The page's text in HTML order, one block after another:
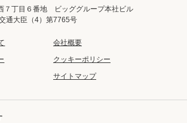
７丁目６番地 ビッググループ本社ビル
通大臣（4）第7765号
会社概要
クッキーポリシー
サイトマップ